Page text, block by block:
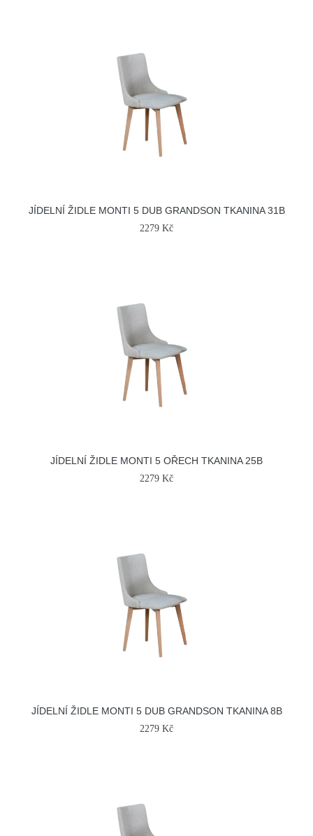
JÍDELNÍ ŽIDLE MONTI 5 DUB GRANDSON TKANINA 31B
2279 Kč
JÍDELNÍ ŽIDLE MONTI 5 OŘECH TKANINA 25B
2279 Kč
JÍDELNÍ ŽIDLE MONTI 5 DUB GRANDSON TKANINA 8B
2279 Kč